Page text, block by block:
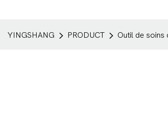
YINGSHANG PRODUCT Outil de soins